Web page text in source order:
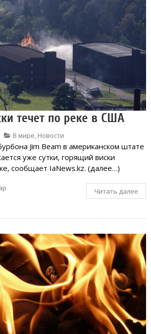
течет по реке в США
В мире, Новости
Jim Beam в американском штате
уже сутки, горящий виски
сообщает IaNews.kz. (далее…)
Читать далее